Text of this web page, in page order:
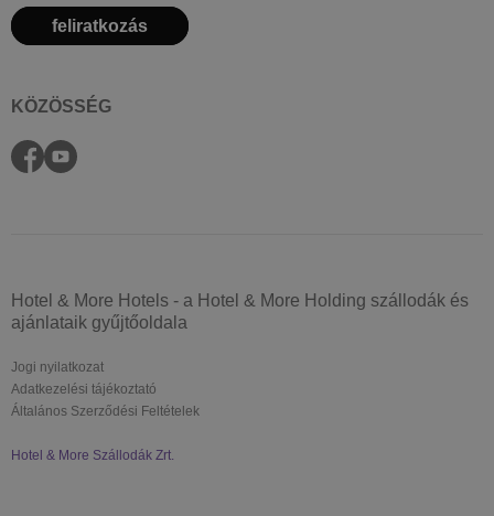
feliratkozás
KÖZÖSSÉG
Hotel & More Hotels - a Hotel & More Holding szállodák és
ajánlataik gyűjtőoldala
Jogi nyilatkozat
Adatkezelési tájékoztató
Általános Szerződési Feltételek
Hotel & More Szállodák Zrt.